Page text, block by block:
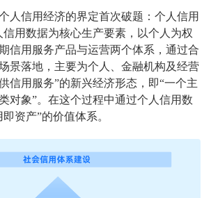
人信用经济的界定首次破题：个人信用
信用数据为核心生产要素，以个人为权
信用服务产品与运营两个体系，通过合
景落地，主要为个人、金融机构及经营
信用服务”的新兴经济形态，即“一个主
对象”。在这个过程中通过个人信用数
资产”的价值体系。